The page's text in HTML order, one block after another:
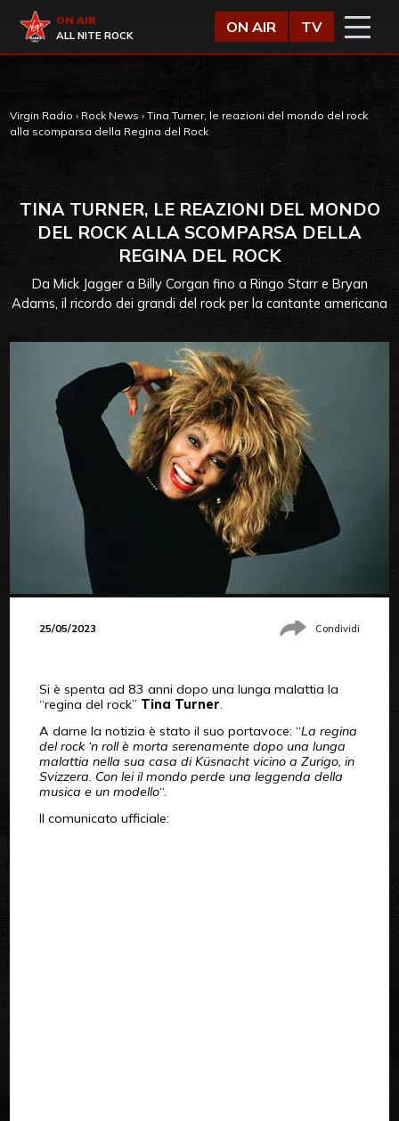
Virgin Radio
ON AIR
ALL NITE ROCK
ON AIR TV
Virgin Radio › Rock News › Tina Turner, le reazioni del mondo del rock
alla scomparsa della Regina del Rock
TINA TURNER, LE REAZIONI DEL MONDO
DEL ROCK ALLA SCOMPARSA DELLA
REGINA DEL ROCK
Da Mick Jagger a Billy Corgan fino a Ringo Starr e Bryan
Adams, il ricordo dei grandi del rock per la cantante americana
25/05/2023 Condividi
Si è spenta ad 83 anni dopo una lunga malattia la
“regina del rock” Tina Turner.
A darne la notizia è stato il suo portavoce: “La regina
del rock ‘n roll è morta serenamente dopo una lunga
malattia nella sua casa di Küsnacht vicino a Zurigo, in
Svizzera. Con lei il mondo perde una leggenda della
musica e un modello“.
Il comunicato ufficiale: